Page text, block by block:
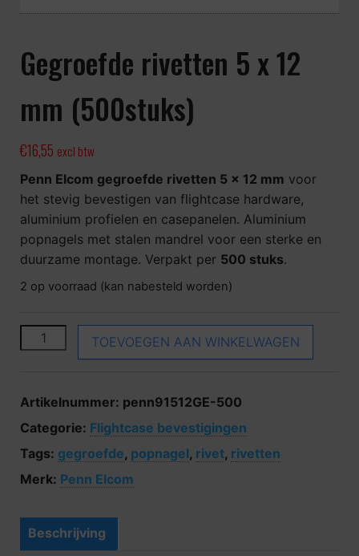
Gegroefde rivetten 5 x 12
mm (500stuks)
€16,55 excl btw
Penn Elcom gegroefde rivetten 5 x 12 mm voor
het stevig bevestigen van flightcase hardware,
aluminium profielen en casepanelen. Aluminium
popnagels met stalen mandrel voor een sterke en
duurzame montage. Verpakt per 500 stuks.
2 op voorraad (kan nabesteld worden)
Gegroefde rivetten 5 x 12 mm (500stuks) aantal
TOEVOEGEN AAN WINKELWAGEN
Artikelnummer: penn91512GE-500
Categorie: Flightcase bevestigingen
Tags: gegroefde, popnagel, rivet, rivetten
Merk: Penn Elcom
Beschrijving